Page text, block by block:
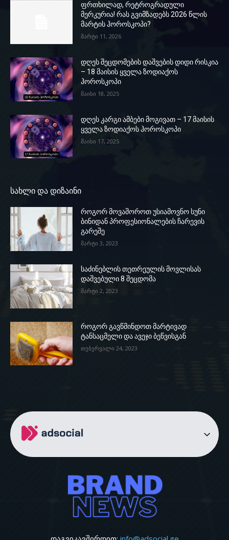
ფრთხილად, რეტროგრადული
მერკურია! რას გვიმზადებს 2026 წლის
მარტის ჰოროსკოპი?
მარტი 11, 2026
დღეს შეცდომების დაშვების დიდი რისკია
– 18 მაისის ყველა ზოდიაქოს
ჰოროსკოპი
მაისი 18, 2025
დღეს კარგი ამბები მოგივათ – 17 მაისის
ყველა ზოდიაქოს ჰოროსკოპი
მაისი 17, 2025
სახლი და დიზაინი
როგორ მოვაშოროთ უსიამოვნო სუნი
ბინიდან პროფესიონალების ჩარევის
გარეშე
მარტი 3, 2023
საძინებლის თეთრეულის მოვლისას
დაშვებული 8 შეცდომა
მარტი 2, 2023
როგორ გავწმინდოთ მარტივად
ტანსაცმელი და ავეჯი ბეწვისგან
თებერვალი 24, 2023